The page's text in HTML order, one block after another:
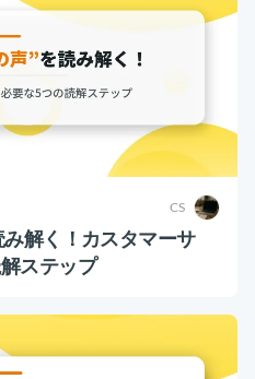
CS
み解く！カスタマーサ
ステップ